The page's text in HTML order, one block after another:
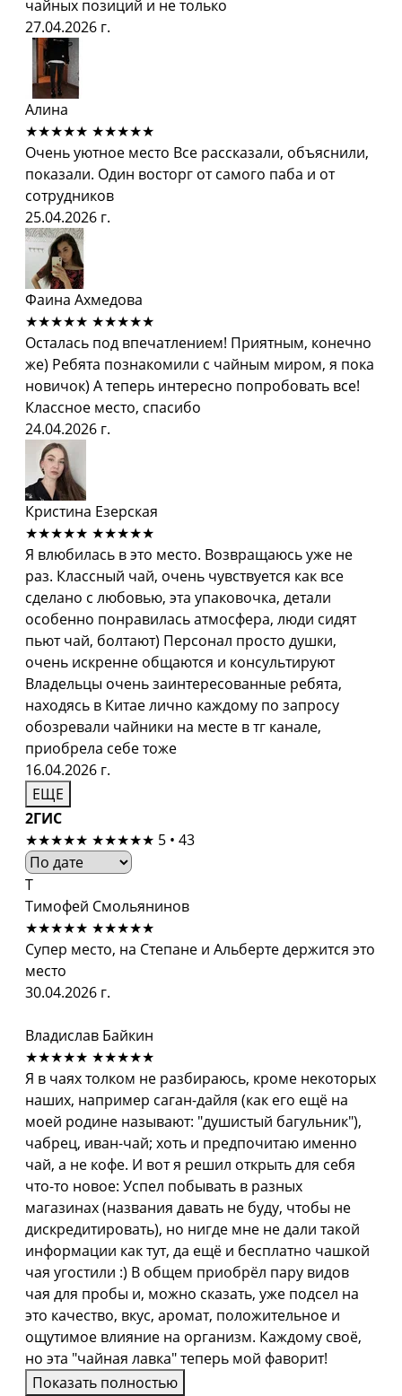
чайных позиций и не только
27.04.2026 г.
Алина
★★★★★ ★★★★★
Очень уютное место Все рассказали, объяснили,
показали. Один восторг от самого паба и от
сотрудников
25.04.2026 г.
Фаина Ахмедова
★★★★★ ★★★★★
Осталась под впечатлением! Приятным, конечно
же) Ребята познакомили с чайным миром, я пока
новичок) А теперь интересно попробовать все!
Классное место, спасибо
24.04.2026 г.
Кристина Езерская
★★★★★ ★★★★★
Я влюбилась в это место. Возвращаюсь уже не
раз. Классный чай, очень чувствуется как все
сделано с любовью, эта упаковочка, детали
особенно понравилась атмосфера, люди сидят
пьют чай, болтают) Персонал просто душки,
очень искренне общаются и консультируют
Владельцы очень заинтересованные ребята,
находясь в Китае лично каждому по запросу
обозревали чайники на месте в тг канале,
приобрела себе тоже
16.04.2026 г.
ЕЩЕ
2ГИС
★★★★★ ★★★★★ 5 • 43
Т
Тимофей Смольянинов
★★★★★ ★★★★★
Супер место, на Степане и Альберте держится это
место
30.04.2026 г.
Владислав Байкин
★★★★★ ★★★★★
Я в чаях толком не разбираюсь, кроме некоторых
наших, например саган-дайля (как его ещё на
моей родине называют: "душистый багульник"),
чабрец, иван-чай; хоть и предпочитаю именно
чай, а не кофе. И вот я решил открыть для себя
что-то новое: Успел побывать в разных
магазинах (названия давать не буду, чтобы не
дискредитировать), но нигде мне не дали такой
информации как тут, да ещё и бесплатно чашкой
чая угостили :) В общем приобрёл пару видов
чая для пробы и, можно сказать, уже подсел на
это качество, вкус, аромат, положительное и
ощутимое влияние на организм. Каждому своё,
но эта "чайная лавка" теперь мой фаворит!
Показать полностью